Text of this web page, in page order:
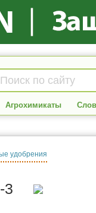
Агрохимикаты
удобрения
3